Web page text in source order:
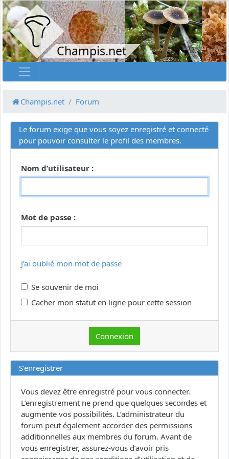
Champis.net
Champis.net Forum
Le forum exige que vous soyez enregistré et connecté
pour pouvoir consulter le profil des membres.
Nom d’utilisateur :
Mot de passe :
J’ai oublié mon mot de passe
Se souvenir de moi
Cacher mon statut en ligne pour cette session
S’enregistrer
Vous devez être enregistré pour vous connecter.
L’enregistrement ne prend que quelques secondes et
augmente vos possibilités. L’administrateur du
forum peut également accorder des permissions
additionnelles aux membres du forum. Avant de
vous enregistrer, assurez-vous d’avoir pris